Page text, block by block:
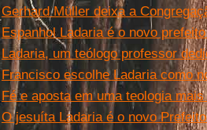
Gerhard Müller deixa a
Espanhol Ladaria é o novo
Ladaria, um teólogo professor
Francisco escolhe Ladaria como
Fé e aposta em uma teologia
O jesuíta Ladaria é o novo